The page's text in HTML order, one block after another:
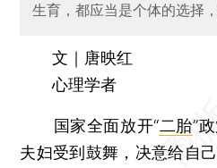
生育，都应当是个体的选择
文｜唐映红
心理学者
国家全面放开“二胎”
夫妇受到鼓舞，决意给自